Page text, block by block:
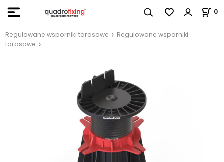
0
Regulowane wsporniki tarasowe
Regulowane wsporniki
tarasowe